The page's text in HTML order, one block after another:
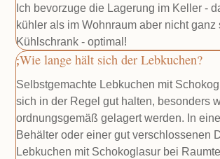
Ich bevorzuge die Lagerung im Keller -
kühler als im Wohnraum aber nicht ganz
Kühlschrank - optimal!
Wie lange hält sich der Lebkuchen?
Selbstgemachte Lebkuchen mit
sich in der Regel gut halten, besonders
ordnungsgemäß gelagert werden. In
Behälter oder einer gut verschlossenen
Lebkuchen mit Schokoglasur bei